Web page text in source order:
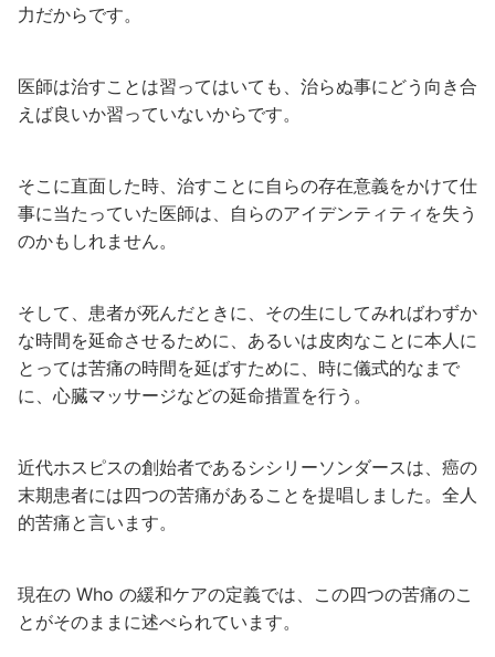
力だからです。
医師は治すことは習ってはいても、治らぬ事にどう向き合
えば良いか習っていないからです。
そこに直面した時、治すことに自らの存在意義をかけて仕
事に当たっていた医師は、自らのアイデンティティを失う
のかもしれません。
そして、患者が死んだときに、その生にしてみればわずか
な時間を延命させるために、あるいは皮肉なことに本人に
とっては苦痛の時間を延ばすために、時に儀式的なまで
に、心臓マッサージなどの延命措置を行う。
近代ホスピスの創始者であるシシリーソンダースは、癌の
末期患者には四つの苦痛があることを提唱しました。全人
的苦痛と言います。
現在の Who の緩和ケアの定義では、この四つの苦痛のこ
とがそのままに述べられています。